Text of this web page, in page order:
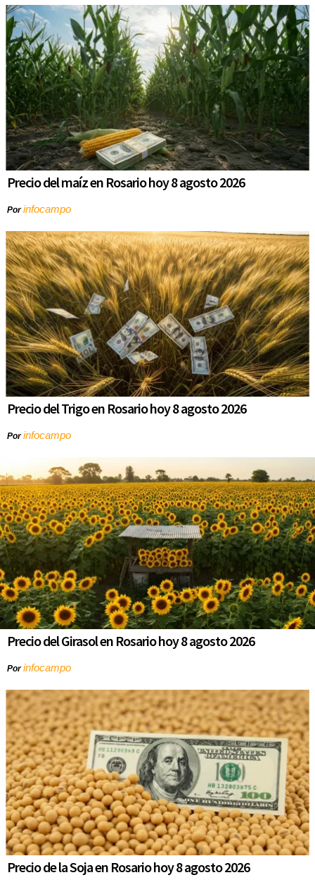
Precio del maíz en Rosario hoy 8 agosto 2026
Porinfocampo
Precio del Trigo en Rosario hoy 8 agosto 2026
Porinfocampo
Precio del Girasol en Rosario hoy 8 agosto 2026
Porinfocampo
Precio de la Soja en Rosario hoy 8 agosto 2026